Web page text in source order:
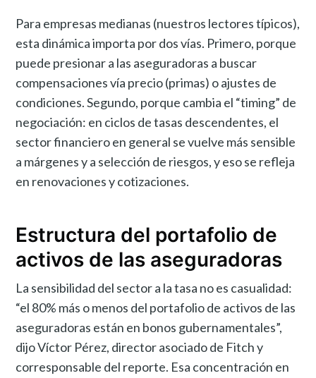
Para empresas medianas (nuestros lectores típicos),
esta dinámica importa por dos vías. Primero, porque
puede presionar a las aseguradoras a buscar
compensaciones vía precio (primas) o ajustes de
condiciones. Segundo, porque cambia el “timing” de
negociación: en ciclos de tasas descendentes, el
sector financiero en general se vuelve más sensible
a márgenes y a selección de riesgos, y eso se refleja
en renovaciones y cotizaciones.
Estructura del portafolio de
activos de las aseguradoras
La sensibilidad del sector a la tasa no es casualidad:
“el 80% más o menos del portafolio de activos de las
aseguradoras están en bonos gubernamentales”,
dijo Víctor Pérez, director asociado de Fitch y
corresponsable del reporte. Esa concentración en